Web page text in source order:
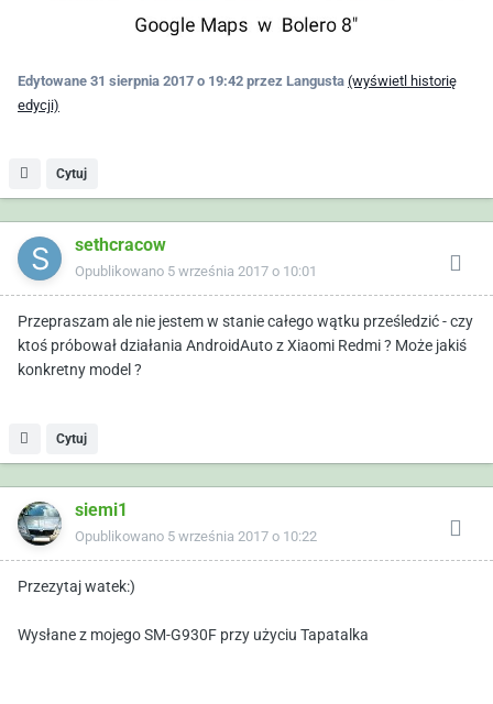
Edytowane 31 sierpnia 2017 o 19:42 przez Langusta (wyświetl historię
edycji)
Cytuj
sethcracow
Opublikowano 5 września 2017 o 10:01
Przepraszam ale nie jestem w stanie całego wątku prześledzić - czy
ktoś próbował działania AndroidAuto z Xiaomi Redmi ? Może jakiś
konkretny model ?
Cytuj
siemi1
Opublikowano 5 września 2017 o 10:22
Przezytaj watek:)
Wysłane z mojego SM-G930F przy użyciu Tapatalka